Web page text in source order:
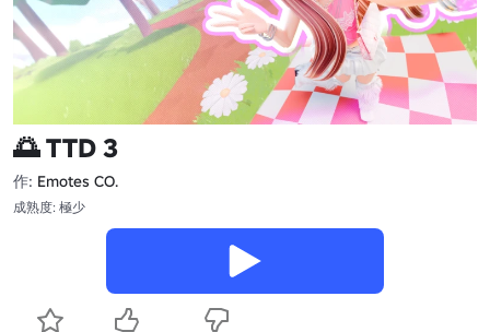
🌅 TTD 3
作: Emotes CO.
成熟度: 極少